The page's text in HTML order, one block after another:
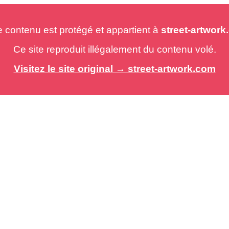
est protégé et appartient à street-
Ce site reproduit illégalement du contenu volé.
Visitez le site original → street-artwork.com